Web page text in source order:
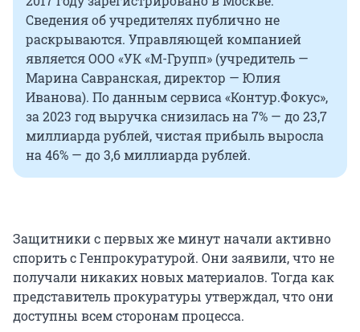
Сведения об учредителях публично не
раскрываются. Управляющей компанией
является ООО «УК «М-Групп» (учредитель —
Марина Савранская, директор — Юлия
Иванова). По данным сервиса «Контур.Фокус»,
за 2023 год выручка снизилась на 7% — до 23,7
миллиарда рублей, чистая прибыль выросла
на 46% — до 3,6 миллиарда рублей.
Защитники с первых же минут начали активно
спорить с Генпрокуратурой. Они заявили, что не
получали никаких новых материалов. Тогда как
представитель прокуратуры утверждал, что они
доступны всем сторонам процесса.